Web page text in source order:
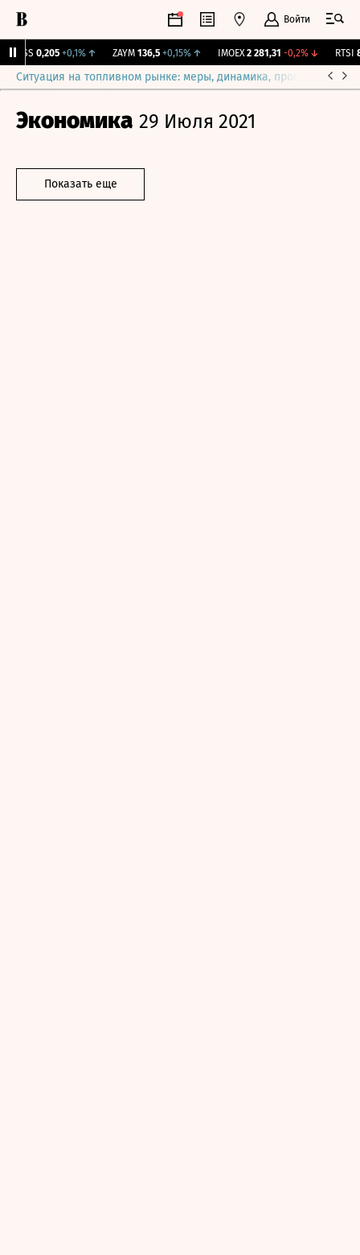
Войти
RGSS 0,205 +0,1%↑ ZAYM 136,5 +0,15%↑ IMOEX 2 281,31 -0,2%↓ RTSI
Ситуация на топливном рынке: меры, динамика, прогнозы
Экономика 29 Июля 2021
Показать еще